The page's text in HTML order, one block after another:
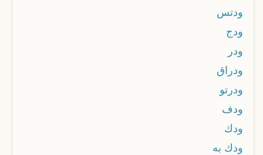
ودتس
ودج
ودر
ودراق
ودرتو
ودف
ودك
ودك به